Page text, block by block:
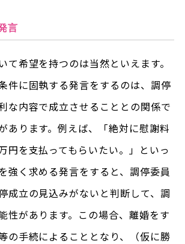
言
て希望を持つのは当然といえます。
件に固執する発言をするのは、調停
な内容で成立させることとの関係で
あります。例えば、「絶対に慰謝料
円を支払ってもらいたい。」といっ
強く求める発言をすると、調停委員
成立の見込みがないと判断して、調
性があります。この場合、離婚をす
の手続によることとなり、（仮に勝